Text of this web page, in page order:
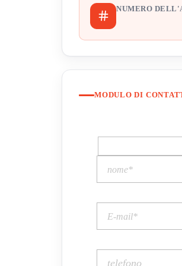
NUMERO
MODULO DI